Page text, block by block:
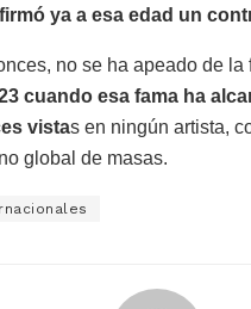
ya a esa edad un
no se ha apeado de la
cuando esa fama ha
vistas en ningún artista,
global de masas.